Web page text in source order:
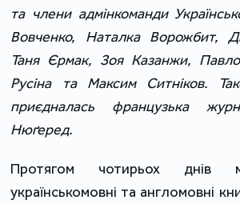
та члени адмінкоманди
Вовченко, Наталка Ворожбит,
Таня Єрмак, Зоя Казанжи,
Русіна та Максим Ситніков.
приєдналась французька
Нюґеред.
Протягом чотирьох днів
українськомовні та англомовні